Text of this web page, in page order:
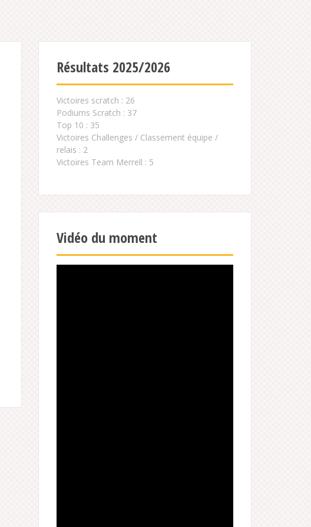
Résultats 2025/2026
Victoires scratch : 26
Podiums Scratch : 37
Top 10 : 35
Victoires Challenges / Classement équipe /
relais : 2
Victoires Team Merrell : 5
Vidéo du moment